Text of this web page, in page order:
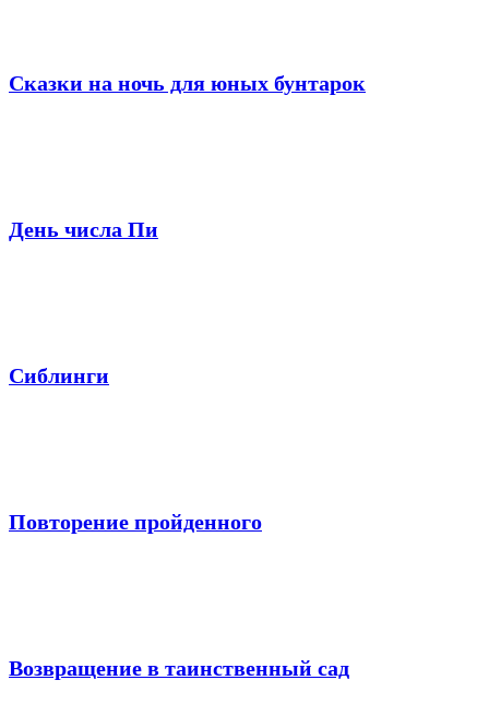
Сказки на ночь для юных бунтарок
День числа Пи
Сиблинги
Повторение пройденного
Возвращение в таинственный сад